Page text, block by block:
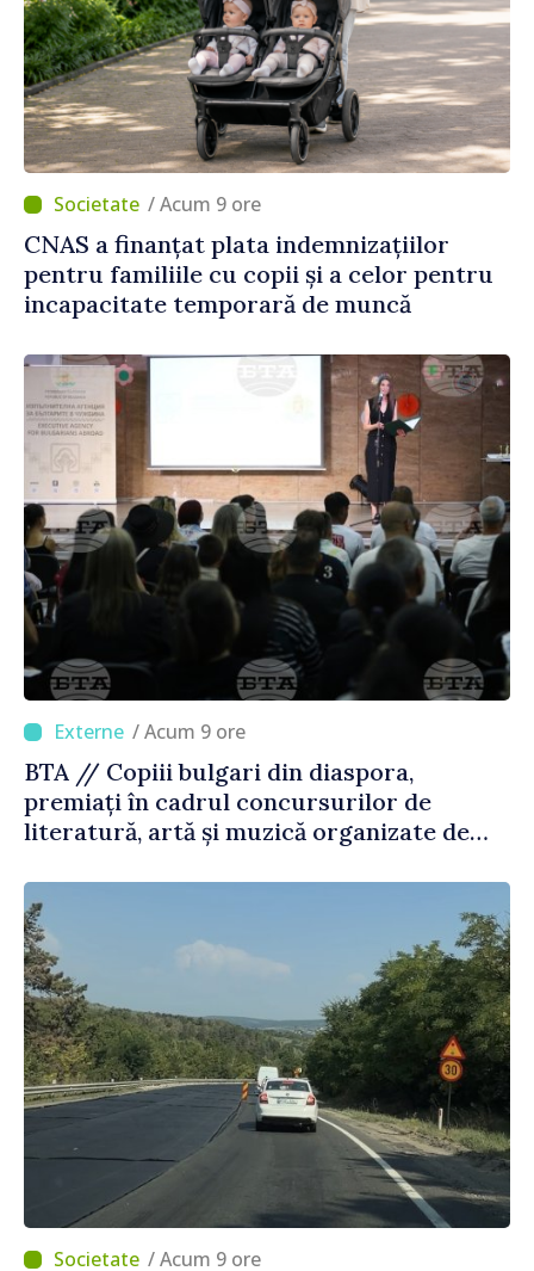
/ Acum 9 ore
CNAS a finanțat plata indemnizațiilor
pentru familiile cu copii și a celor pentru
incapacitate temporară de muncă
/ Acum 9 ore
BTA // Copiii bulgari din diaspora,
premiați în cadrul concursurilor de
literatură, artă și muzică organizate de
Străinătate
/ Acum 9 ore